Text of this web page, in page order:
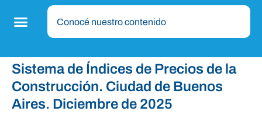
Sistema de Índices de Precios de la
Construcción. Ciudad de Buenos
Aires. Diciembre de 2025